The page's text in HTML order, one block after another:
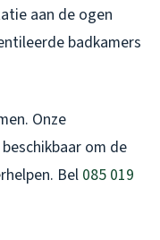
aan de ogen
badkamers
Onze
om de
Bel 085 019